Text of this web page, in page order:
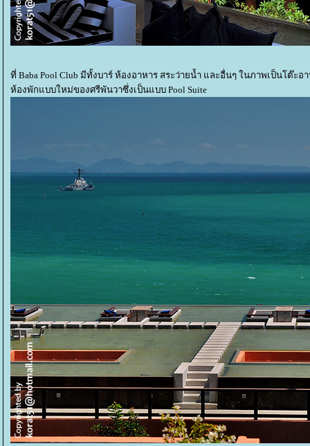
ที่ Baba Pool Club มีทั้งบาร์ ห้องอาหาร สระว่ายน้ำ และอื่นๆ ในภาพเป็นโต๊ะ
ห้องพักแบบใหม่ของศรีพันวาซึ่งเป็นแบบ Pool Suite